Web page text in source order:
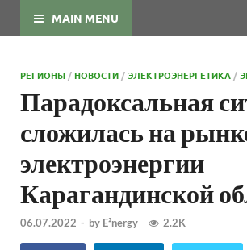
MAIN MENU
РЕГИОНЫ /НОВОСТИ /ЭЛЕКТРОЭНЕРГЕТИКА /
Парадоксальная
сложилась на
электроэнергии
Карагандинской
06.07.2022 - by E²nergy 2.2K